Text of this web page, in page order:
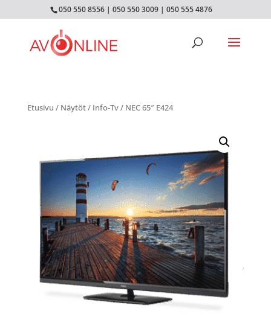
050 550 8556 |050 550 3009 |050 555 4876
Etusivu / Näytöt/ Info-Tv/ NEC 65″ E424